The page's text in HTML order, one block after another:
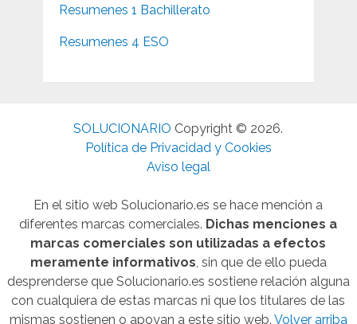
Resumenes 1 Bachillerato
Resumenes 4 ESO
SOLUCIONARIO Copyright © 2026.
Política de Privacidad y Cookies
Aviso legal
En el sitio web Solucionario.es se hace mención a
diferentes marcas comerciales. Dichas menciones a
marcas comerciales son utilizadas a efectos
meramente informativos , sin que de ello pueda
desprenderse que Solucionario.es sostiene relación alguna
con cualquiera de estas marcas ni que los titulares de las
mismas sostienen o apoyan a este sitio web. Volver arriba